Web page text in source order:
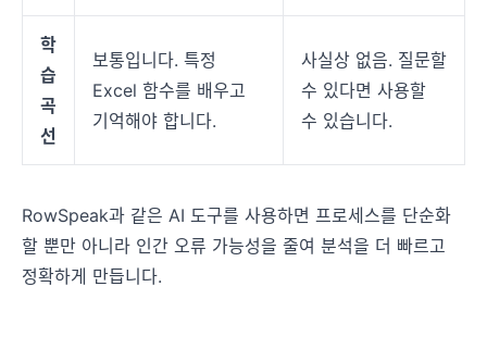
학
습
곡
선
보통입니다. 특정
Excel 함수를 배우고
기억해야 합니다.
사실상 없음. 질문할
수 있다면 사용할
수 있습니다.
RowSpeak과 같은 AI 도구를 사용하면 프로세스를 단순화
할 뿐만 아니라 인간 오류 가능성을 줄여 분석을 더 빠르고
정확하게 만듭니다.